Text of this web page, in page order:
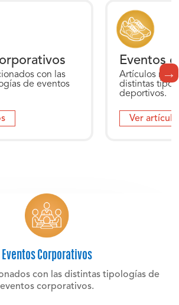
con las
de eventos
Eventos
Artículos
distintas
deportivos.
Ver
Eventos Corporativos
con las distintas tipologías de
eventos corporativos.